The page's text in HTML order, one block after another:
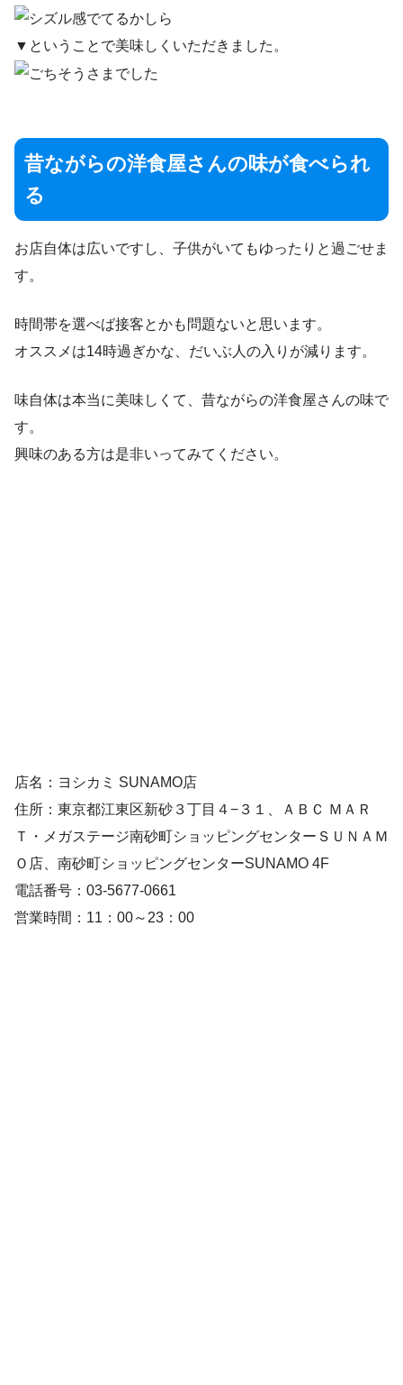
▼ということで美味しくいただきました。
昔ながらの洋食屋さんの味が食べられ
る
お店自体は広いですし、子供がいてもゆったりと過ごせま
す。
時間帯を選べば接客とかも問題ないと思います。
オススメは14時過ぎかな、だいぶ人の入りが減ります。
味自体は本当に美味しくて、昔ながらの洋食屋さんの味で
す。
興味のある方は是非いってみてください。
店名：ヨシカミ SUNAMO店
住所：東京都江東区新砂３丁目４−３１、ＡＢＣ ＭＡＲ
Ｔ・メガステージ南砂町ショッピングセンターＳＵＮＡＭ
Ｏ店、南砂町ショッピングセンターSUNAMO 4F
電話番号：03-5677-0661
営業時間：11：00～23：00